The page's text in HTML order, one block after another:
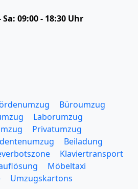
Sa: 09:00 - 18:30 Uhr
Büroumzug
Laborumzug
Privatumzug
Beiladung
Klaviertransport
Möbeltaxi
Umzugskartons